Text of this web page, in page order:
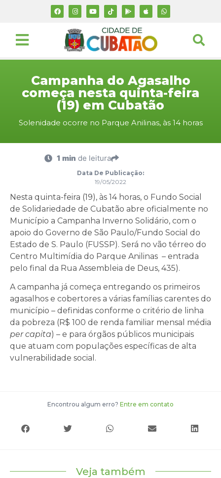
Campanha do Agasalho
começa nesta quinta-feira
(19) em Cubatão
Solenidade ocorre no Parque Anilinas, às 14 horas
1 min de leitura
Data De Publicação:
19/05/2022
Nesta quinta-feira (19), às 14 horas, o Fundo Social
de Solidariedade de Cubatão abre oficialmente no
Município a Campanha Inverno Solidário, com o
apoio do Governo de São Paulo/Fundo Social do
Estado de S. Paulo (FUSSP). Será no vão térreo do
Centro Multimídia do Parque Anilinas – entrada
pelo final da Rua Assembleia de Deus, 435).
A campanha já começa entregando os primeiros
agasalhos e cobertores a várias famílias carentes do
município – definidas conforme o critério de linha
da pobreza (R$ 100 de renda familiar mensal média
per capita) – e para órgãos públicos municipais
que atuam com populações específicas de alta
vulnerabilidade social.
Encontrou algum erro? Entre em contato
Veja também